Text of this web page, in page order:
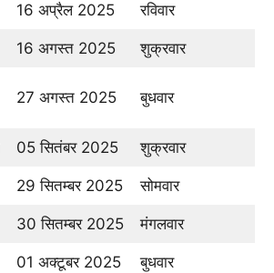
16 अप्रैल 2025 रविवार
16 अगस्त 2025 शुक्रवार
27 अगस्त 2025 बुधवार
05 सितंबर 2025 शुक्रवार
29 सितम्बर 2025 सोमवार
30 सितम्बर 2025 मंगलवार
01 अक्टूबर 2025 बुधवार